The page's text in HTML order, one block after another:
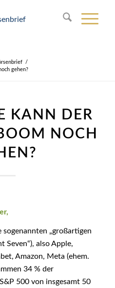
/
gehen?
KANN DER
NOCH
„großartigen
Seven“), also Apple,
Amazon, Meta (ehem.
34 % der
500 von insgesamt 50